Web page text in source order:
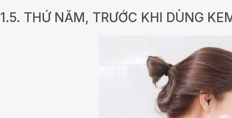
1.5. THỨ NĂM, TRƯỚC KHI DÙNG